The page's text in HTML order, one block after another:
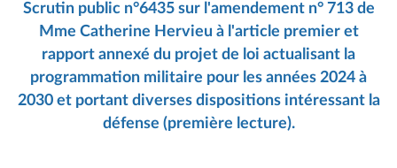
Scrutin public n°6435 sur l'amendement n° 713 de
Mme Catherine Hervieu à l'article premier et
rapport annexé du projet de loi actualisant la
programmation militaire pour les années 2024 à
2030 et portant diverses dispositions intéressant la
défense (première lecture).